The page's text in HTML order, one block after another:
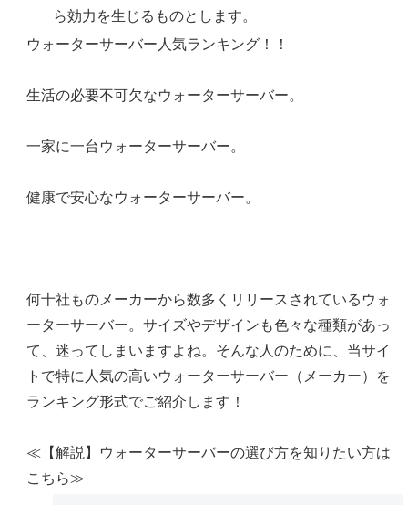
ら効力を生じるものとします。
ウォーターサーバー人気ランキング！！
生活の必要不可欠なウォーターサーバー。
一家に一台ウォーターサーバー。
健康で安心なウォーターサーバー。
何十社ものメーカーから数多くリリースされているウォ
ーターサーバー。サイズやデザインも色々な種類があっ
て、迷ってしまいますよね。そんな人のために、当サイ
トで特に人気の高いウォーターサーバー（メーカー）を
ランキング形式でご紹介します！
≪【解説】ウォーターサーバーの選び方を知りたい方は
こちら≫